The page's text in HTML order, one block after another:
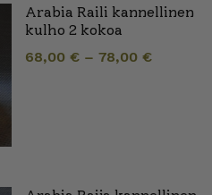
Arabia Raili kannellinen
kulho 2 kokoa
68,00 € – 78,00 €